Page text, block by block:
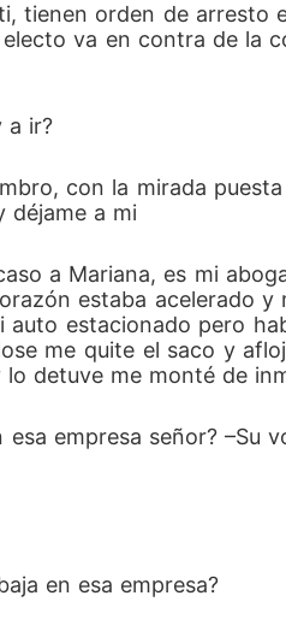
va en contra de la
a ir?
déjame a mi
a Mariana, es mi
estaba acelerado
auto estacionado pero
me quite el saco y
lo detuve me monté de
en esa empresa?